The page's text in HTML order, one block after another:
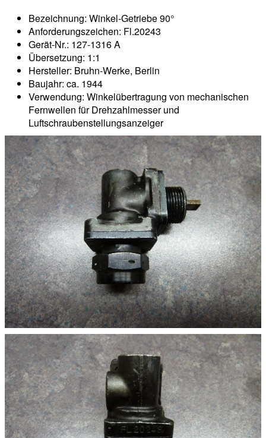
Bezeichnung: Winkel-Getriebe 90°
Anforderungszeichen: Fl.20243
Gerät-Nr.: 127-1316 A
Übersetzung: 1:1
Hersteller: Bruhn-Werke, Berlin
Baujahr: ca. 1944
Verwendung: Winkelübertragung von mechanischen
Fernwellen für Drehzahlmesser und
Luftschraubenstellungsanzeiger